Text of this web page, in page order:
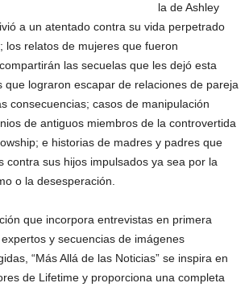
la de Ashley
a un atentado contra su vida perpetrado
los relatos de mujeres que fueron
las secuelas que les dejó esta
que lograron escapar de relaciones de pareja
consecuencias; casos de manipulación
de antiguos miembros de la controvertida
e historias de madres y padres que
contra sus hijos impulsados ya sea por la
o la desesperación.
que incorpora entrevistas en primera
y secuencias de imágenes
“Más Allá de las Noticias” se inspira en
de Lifetime y proporciona una completa